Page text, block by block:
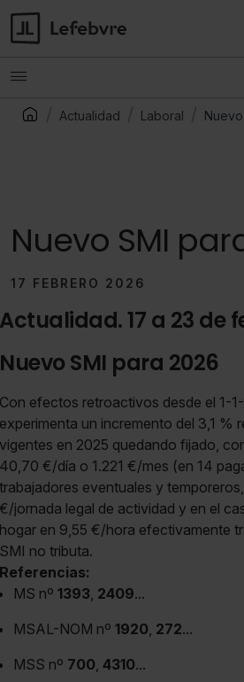
Actualidad Laboral
Nuevo SMI
17 FEBRERO 2026
Actualidad. 17 a 23 de
Nuevo SMI para 2026
Con efectos retroactivos desde el 1-
experimenta un incremento del 3,1 %
vigentes en 2025 quedando fijado,
40,70 €/día o 1.221 €/mes (en 14
trabajadores eventuales y
€/jornada legal de actividad y en el
hogar en 9,55 €/hora efectivamente
SMI no tributa.
Referencias:
MS nº 1393, 2409...
MSAL-NOM nº 1920, 272...
MSS nº 700, 4310...